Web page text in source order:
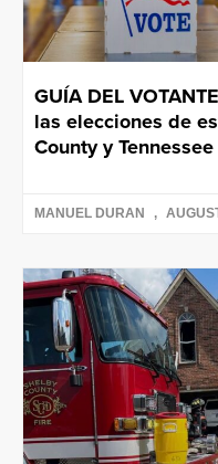
GUÍA DEL
las elecciones de
County y Tennessee
MANUEL DURAN